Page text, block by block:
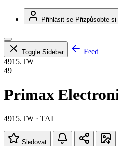
Přihlásit se Přizpůsobte si
Toggle Sidebar
Feed
4915.TW
49
Primax
4915.TW · TAI
Sledovat